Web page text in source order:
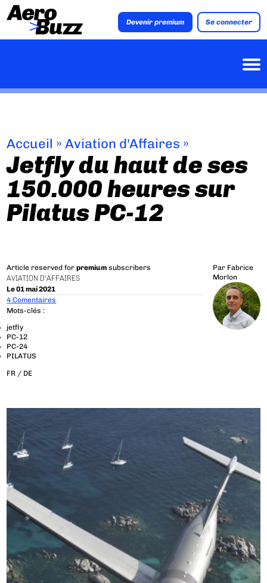
Devenir premium Se connecter
Accueil »Aviation d'Affaires »
Jetfly du haut de ses
150.000 heures sur
Pilatus PC-12
Article reserved forpremium subscribers
AVIATION D'AFFAIRES
Le 01 mai 2021
Par Fabrice
Morlon
4 Comentaires
Mots-clés :
jetfly
PC-12
PC-24
PILATUS
FR / DE